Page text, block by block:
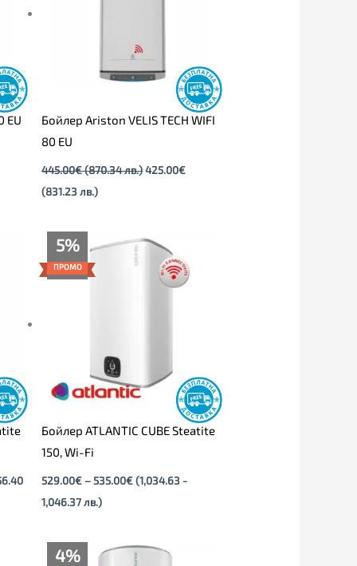
EU
Бойлер Ariston VELIS TECH WIFI
80 EU
445.00€(870.34 лв.)425.00€
(831.23 лв.)
5%
ПРОМО
Бойлер ATLANTIC CUBE Steatite
150, Wi-Fi
529.00€ – 535.00€
Price
range:
529.00€
through
535.00€
(1,034.63 -
1,046.37 лв.)
4%
Original
Текущата